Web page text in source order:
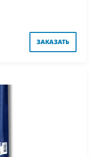
ЗАКАЗАТЬ